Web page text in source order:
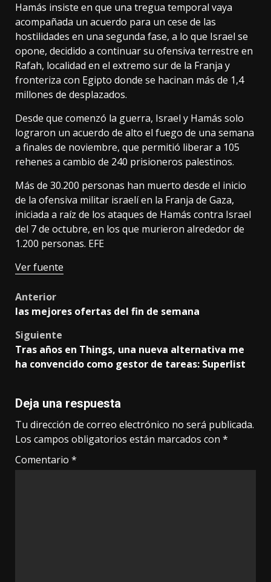
Hamás insiste en que una tregua temporal vaya
acompañada un acuerdo para un cese de las
hostilidades en una segunda fase, a lo que Israel se
opone, decidido a continuar su ofensiva terrestre en
Rafah, localidad en el extremo sur de la Franja y
fronteriza con Egipto donde se hacinan más de 1,4
millones de desplazados.
Desde que comenzó la guerra, Israel y Hamás solo
lograron un acuerdo de alto el fuego de una semana
a finales de noviembre, que permitió liberar a 105
rehenes a cambio de 240 prisioneros palestinos.
Más de 30.200 personas han muerto desde el inicio
de la ofensiva militar israelí en la Franja de Gaza,
iniciada a raíz de los ataques de Hamás contra Israel
del 7 de octubre, en los que murieron alrededor de
1.200 personas. EFE
Ver fuente
Post
navigation
Anterior
las mejores ofertas del fin de semana
Siguiente
Tras años en Things, una nueva alternativa me
ha convencido como gestor de tareas: Superlist
Deja una respuesta
Tu dirección de correo electrónico no será publicada.
Los campos obligatorios están marcados con *
Comentario *